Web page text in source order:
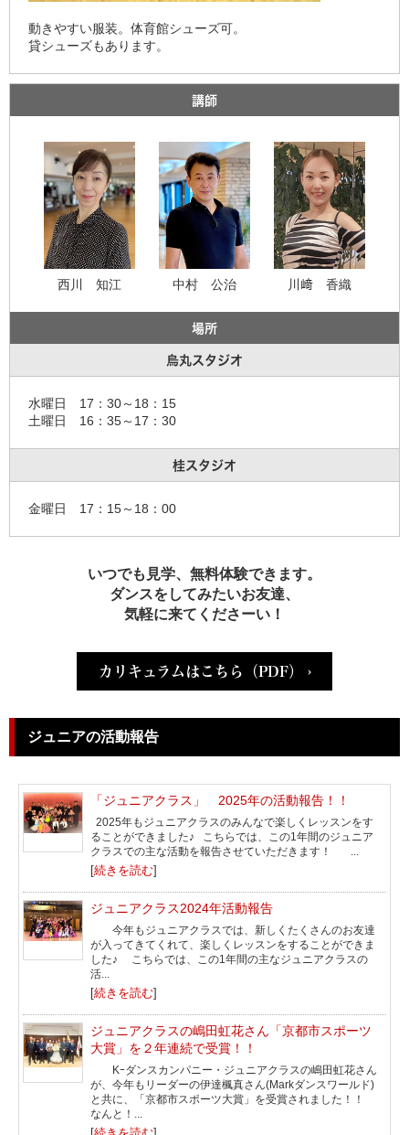
動きやすい服装。体育館シューズ可。
貸シューズもあります。
講師
西川 知江 中村 公治 川﨑 香織
場所
烏丸スタジオ
水曜日 17：30～18：15
土曜日 16：35～17：30
桂スタジオ
金曜日 17：15～18：00
いつでも見学、無料体験できます。
ダンスをしてみたいお友達、
気軽に来てくださーい！
カリキュラムはこちら（PDF） ›
ジュニアの活動報告
「ジュニアクラス」 2025年の活動報告！！
2025年もジュニアクラスのみんなで楽しくレッスンをす
ることができました♪ こちらでは、この1年間のジュニア
クラスでの主な活動を報告させていただきます！ ...
[続きを読む]
ジュニアクラス2024年活動報告
今年もジュニアクラスでは、新しくたくさんのお友達
が入ってきてくれて、楽しくレッスンをすることができま
した♪ こちらでは、この1年間の主なジュニアクラスの
活...
[続きを読む]
ジュニアクラスの嶋田虹花さん「京都市スポーツ
大賞」を２年連続で受賞！！
Kｰダンスカンパニー・ジュニアクラスの嶋田虹花さん
が、今年もリーダーの伊達楓真さん(Markダンスワールド)
と共に、「京都市スポーツ大賞」を受賞されました！！
なんと！...